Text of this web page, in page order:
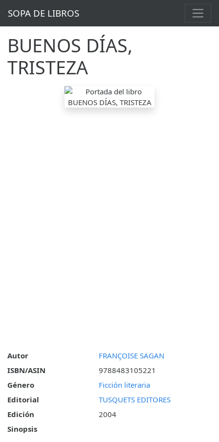
SOPA DE LIBROS
BUENOS DÍAS,
TRISTEZA
Autor
FRANÇOISE SAGAN
ISBN/ASIN
9788483105221
Género
Ficción literaria
Editorial
TUSQUETS EDITORES
Edición
2004
Sinopsis